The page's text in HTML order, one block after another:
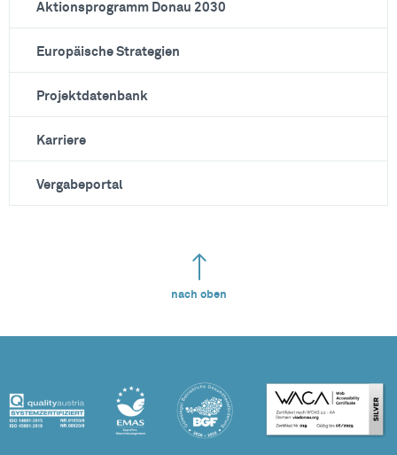
Aktionsprogramm Donau 2030
Europäische Strategien
Projektdatenbank
Karriere
Vergabeportal
nach oben